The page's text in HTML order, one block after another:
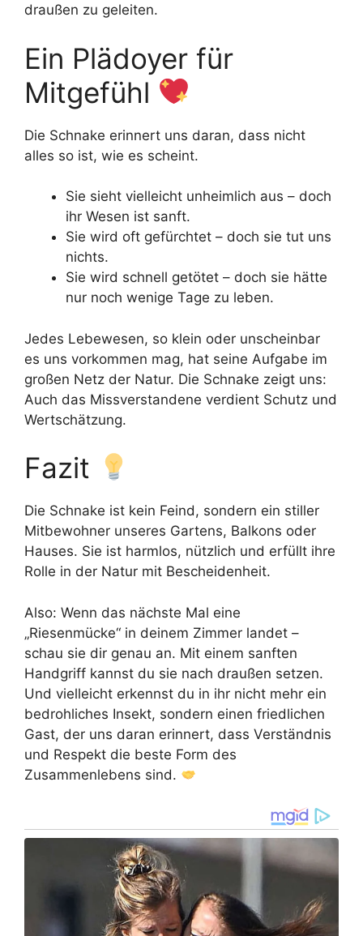
draußen zu geleiten.
Ein Plädoyer für
Mitgefühl
Die Schnake erinnert uns daran, dass nicht
alles so ist, wie es scheint.
Sie sieht vielleicht unheimlich aus – doch
ihr Wesen ist sanft.
Sie wird oft gefürchtet – doch sie tut uns
nichts.
Sie wird schnell getötet – doch sie hätte
nur noch wenige Tage zu leben.
Jedes Lebewesen, so klein oder unscheinbar
es uns vorkommen mag, hat seine Aufgabe im
großen Netz der Natur. Die Schnake zeigt uns:
Auch das Missverstandene verdient Schutz und
Wertschätzung.
Fazit
Die Schnake ist kein Feind, sondern ein stiller
Mitbewohner unseres Gartens, Balkons oder
Hauses. Sie ist harmlos, nützlich und erfüllt ihre
Rolle in der Natur mit Bescheidenheit.
Also: Wenn das nächste Mal eine
„Riesenmücke“ in deinem Zimmer landet –
schau sie dir genau an. Mit einem sanften
Handgriff kannst du sie nach draußen setzen.
Und vielleicht erkennst du in ihr nicht mehr ein
bedrohliches Insekt, sondern einen friedlichen
Gast, der uns daran erinnert, dass Verständnis
und Respekt die beste Form des
Zusammenlebens sind.